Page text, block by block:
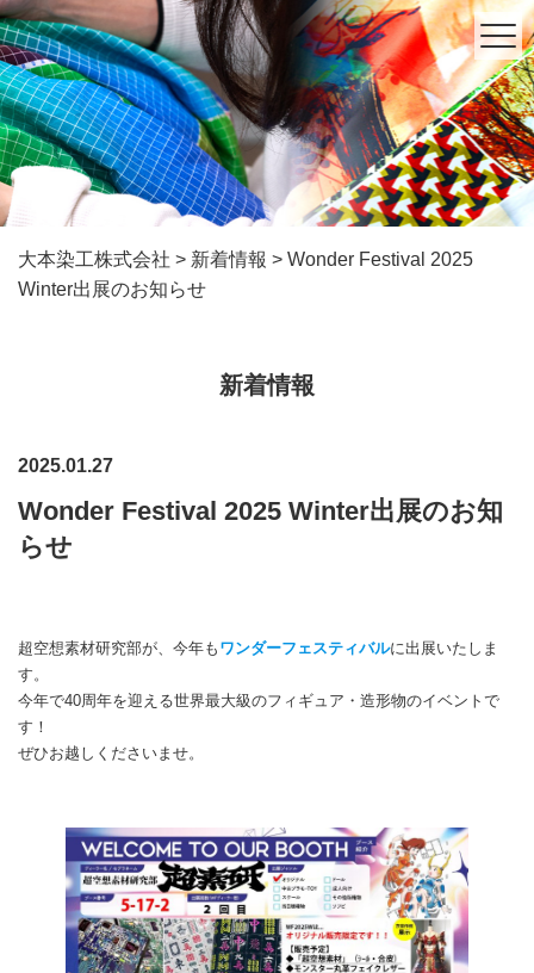
大本染工株式会社 > 新着情報 > Wonder Festival 2025
Winter出展のお知らせ
新着情報
2025.01.27
Wonder Festival 2025 Winter出展のお知
らせ
超空想素材研究部が、今年も ワンダーフェスティバルに出展いたしま
す。
今年で40周年を迎える世界最大級のフィギュア・造形物のイベントで
す！
ぜひお越しくださいませ。